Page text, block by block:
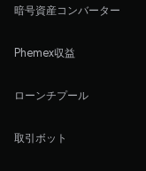
暗号資産コンバーター
Phemex収益
ローンチプール
取引ボット